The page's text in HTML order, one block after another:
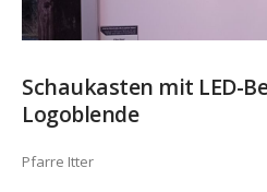
Schaukasten mit LED-
Logoblende
Pfarre Itter